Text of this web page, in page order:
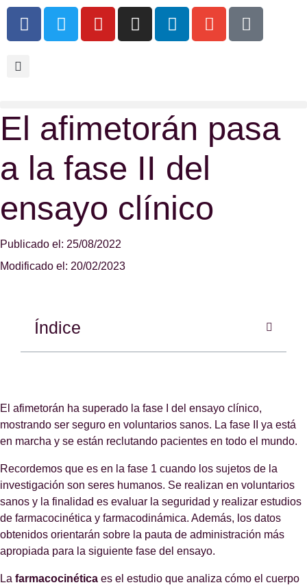
El afimetorán pasa
a la fase II del
ensayo clínico
Publicado el: 25/08/2022
Modificado el: 20/02/2023
Índice
El afimetorán ha superado la fase I del ensayo clínico,
mostrando ser seguro en voluntarios sanos. La fase II ya está
en marcha y se están reclutando pacientes en todo el mundo.
Recordemos que es en la fase 1 cuando los sujetos de la
investigación son seres humanos. Se realizan en voluntarios
sanos y la finalidad es evaluar la seguridad y realizar estudios
de farmacocinética y farmacodinámica. Además, los datos
obtenidos orientarán sobre la pauta de administración más
apropiada para la siguiente fase del ensayo.
La farmacocinética es el estudio que analiza cómo el cuerpo